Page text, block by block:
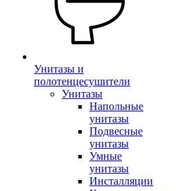
Унитазы и
полотенцесушители
Унитазы
Напольные
унитазы
Подвесные
унитазы
Умные
унитазы
Инсталляции